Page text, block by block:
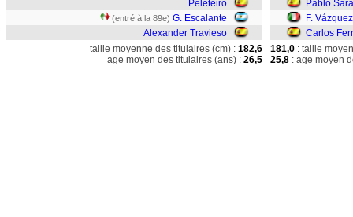
Peleteiro
(entré à la 89e) G. Escalante
Alexander Travieso
Pablo
F. Vázquez
Carlos
taille moyenne des titulaires (cm) : 182,6
age moyen des titulaires (ans) : 26,5
181,0 : taille
25,8 : age moyen